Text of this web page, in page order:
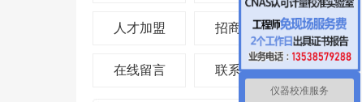
人才加盟 招商合作
在线留言 联系我们
仪器校准服务